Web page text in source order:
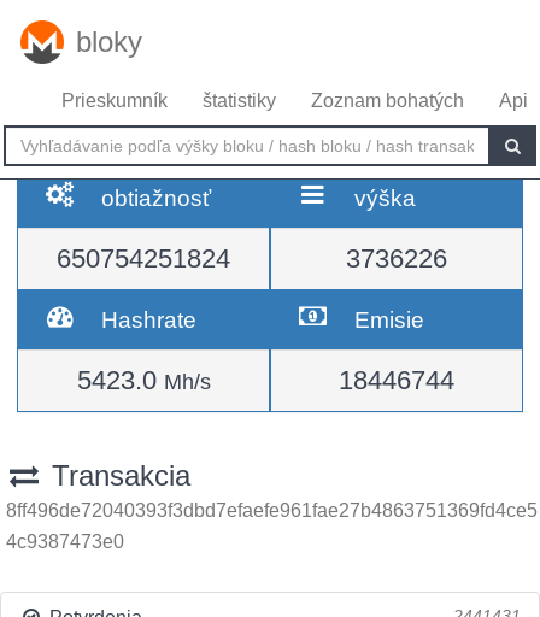
bloky
Prieskumník štatistiky Zoznam bohatých Api
obtiažnosť
650754251824
výška
3736226
Hashrate
5423.0 Mh/s
Emisie
18446744
Transakcia
8ff496de72040393f3dbd7efaefe961fae27b4863751369fd4ce5
4c9387473e0